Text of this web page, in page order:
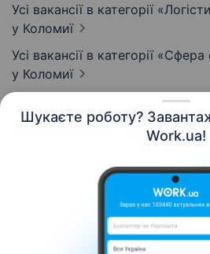
Шукаєте роботу?
Work.ua!
Усі вакансії в категорії
у Коломиї
Усі вакансії в категорії
у Коломиї